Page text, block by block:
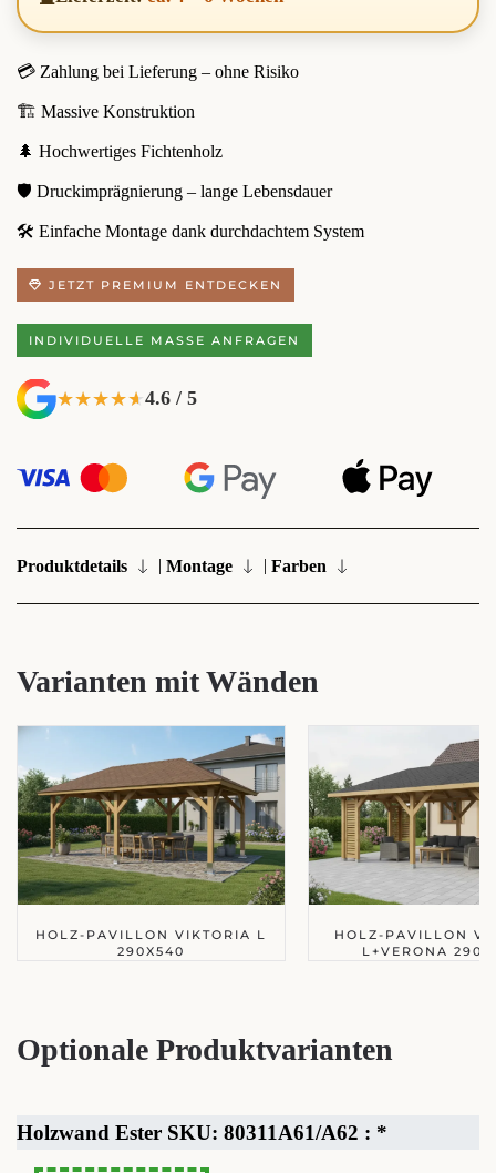
💳 Zahlung bei Lieferung – ohne Risiko
🏗️ Massive Konstruktion
🌲 Hochwertiges Fichtenholz
🛡️ Druckimprägnierung – lange Lebensdauer
🛠️ Einfache Montage dank durchdachtem System
JETZT PREMIUM ENTDECKEN
INDIVIDUELLE MASSE ANFRAGEN
★★★★★
★★★★★4.6 / 5
Produktdetails | Montage | Farben
Varianten mit Wänden
HOLZ-PAVILLON VIKTORIA L
290X540
HOLZ-PAVILLON
L+VERONA
Optionale Produktvarianten
Holzwand Ester SKU: 80311A61/A62 : *